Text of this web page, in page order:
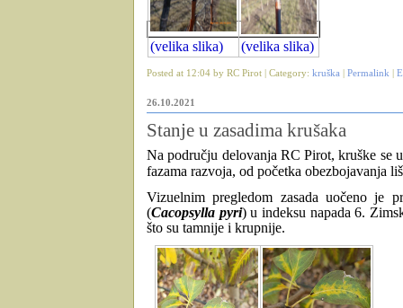
(velika slika) (velika slika)
Posted at 12:04 by RC Pirot | Category: kruška Permalink
26.10.2021
Stanje u zasadima krušaka
Na području delovanja RC Pirot, kruške se
fazama razvoja, od početka obezbojavanja
Vizuelnim pregledom zasada uočeno je
(Cacopsylla pyri) u indeksu napada 6.
što su tamnije i krupnije.